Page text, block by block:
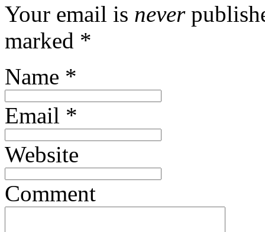
Your email is never
marked *
Name *
Email *
Website
Comment